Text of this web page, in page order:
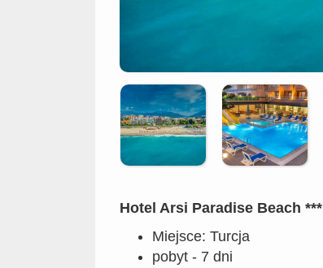
Hotel Arsi Paradise Beach ***
Miejsce: Turcja
pobyt - 7 dni